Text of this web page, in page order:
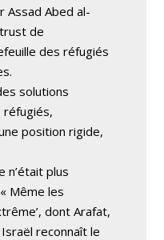
Assad Abed al-
de
des réfugiés
solutions
réfugiés,
position rigide,
n’était plus
Même les
dont Arafat,
reconnaît le